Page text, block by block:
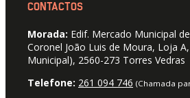
CONTACTOS
Morada: Edif. Mercado Municipal
Coronel João Luis de Moura, Loja
Municipal), 2560-273 Torres Vedras
Telefone: 261 094 746 (Chamada